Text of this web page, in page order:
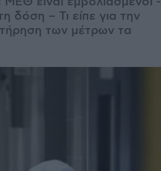
δόση – Τι είπε για την
των μέτρων τα